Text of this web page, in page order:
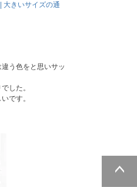
大きいサイズの通
う色をと思いサッ
した。
です。